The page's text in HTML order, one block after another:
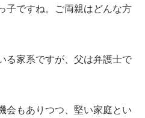
子ですね。ご両親はどんな方
る家系ですが、父は弁護士で
会もありつつ、堅い家庭とい